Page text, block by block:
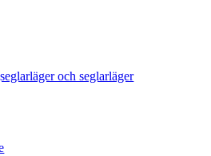
och seglarläger